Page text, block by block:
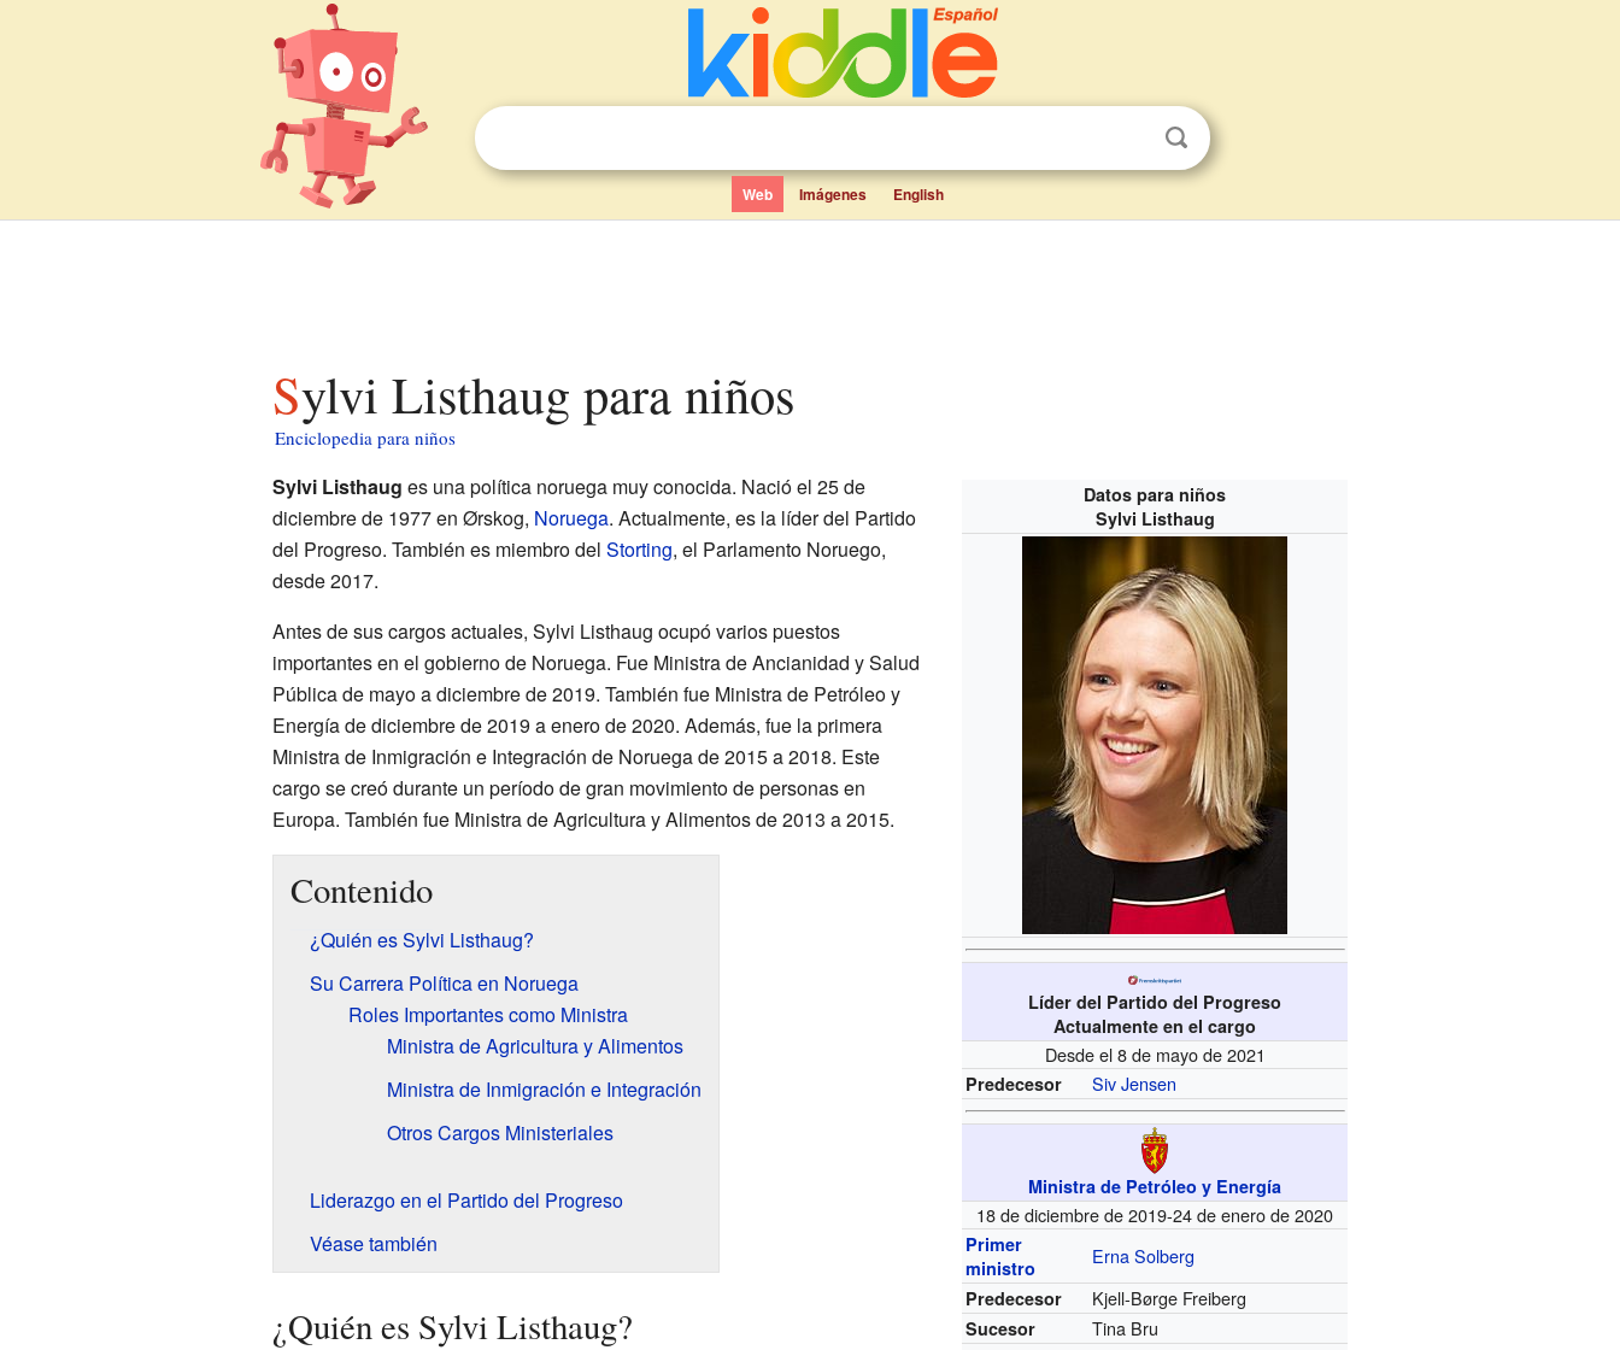
Web Imágenes English
Sylvi Listhaug para niños
Enciclopedia para niños
Datos para niños
Sylvi Listhaug
Líder del Partido del Progreso
Actualmente en el cargo
Desde el 8 de mayo de 2021
Predecesor Siv Jensen
Ministra de Petróleo y Energía
18 de diciembre de 2019-24 de enero de 2020
Primer
ministro
Erna Solberg
Predecesor Kjell-Børge Freiberg
Sucesor Tina Bru
Sylvi Listhaug es una política noruega muy conocida. Nació el 25 de
diciembre de 1977 en Ørskog, Noruega. Actualmente, es la líder del Partido
del Progreso. También es miembro del Storting, el Parlamento Noruego,
desde 2017.
Antes de sus cargos actuales, Sylvi Listhaug ocupó varios puestos
importantes en el gobierno de Noruega. Fue Ministra de Ancianidad y Salud
Pública de mayo a diciembre de 2019. También fue Ministra de Petróleo y
Energía de diciembre de 2019 a enero de 2020. Además, fue la primera
Ministra de Inmigración e Integración de Noruega de 2015 a 2018. Este
cargo se creó durante un período de gran movimiento de personas en
Europa. También fue Ministra de Agricultura y Alimentos de 2013 a 2015.
Contenido
¿Quién es Sylvi Listhaug?
Su Carrera Política en Noruega
Roles Importantes como Ministra
Ministra de Agricultura y Alimentos
Ministra de Inmigración e Integración
Otros Cargos Ministeriales
Liderazgo en el Partido del Progreso
Véase también
¿Quién es Sylvi Listhaug?